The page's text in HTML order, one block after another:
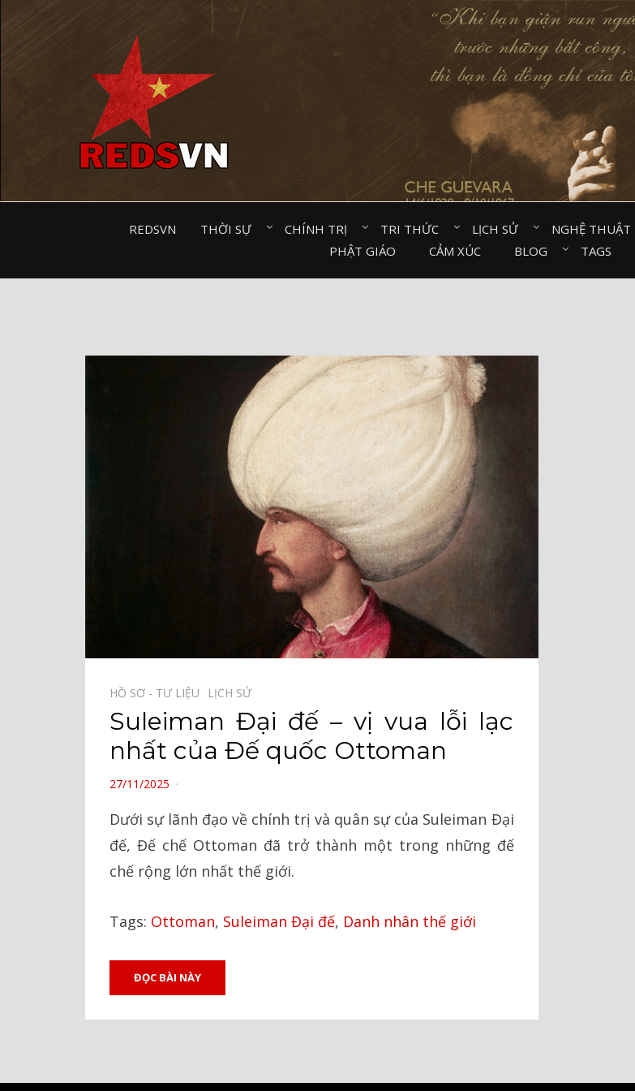
REDSVN THỜI SỰ⠀ CHÍNH TRỊ⠀ TRI THỨC⠀ LỊCH SỬ⠀ NGHỆ THUẬT⠀
PHẬT GIÁO⠀
CẢM XÚC⠀ BLOG⠀ TAGS
HỒ SƠ - TƯ LIỆU⠀ LỊCH SỬ⠀
Suleiman Đại đế – vị vua lỗi lạc
nhất của Đế quốc Ottoman
POSTED
27/11/2025
Dưới sự lãnh đạo về chính trị và quân sự của Suleiman Đại
đế, Đế chế Ottoman đã trở thành một trong những đế
chế rộng lớn nhất thế giới.
Tags: Ottoman, Suleiman Đại đế, Danh nhân thế giới
ĐỌC BÀI NÀY